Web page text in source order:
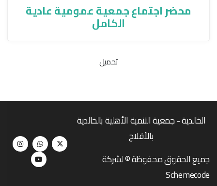
محضر اجتماع جمعية عمومية عادية
الكامل
تحميل
الخالدية - جمعية التنمية الأهلية بالخالدية
بالأفلاج
جميع الحقوق محفوظة © لشركة
Schemecode